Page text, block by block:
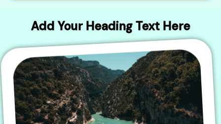
Add Your Heading Text Here